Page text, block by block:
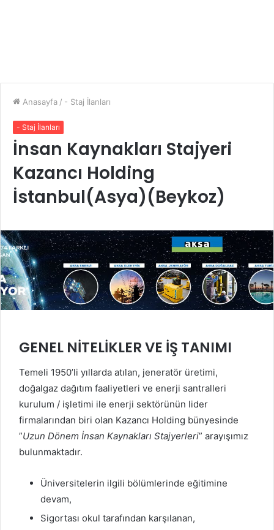
Anasayfa / - Staj İlanları
- Staj İlanları
İnsan Kaynakları Stajyeri
Kazancı Holding
İstanbul(Asya)(Beykoz)
GENEL NİTELİKLER VE İŞ TANIMI
Temeli 1950’li yıllarda atılan, jeneratör üretimi,
doğalgaz dağıtım faaliyetleri ve enerji santralleri
kurulum / işletimi ile enerji sektörünün lider
firmalarından biri olan Kazancı Holding bünyesinde
”Uzun Dönem İnsan Kaynakları Stajyerleri” arayışımız
bulunmaktadır.
Üniversitelerin ilgili bölümlerinde eğitimine
devam,
Sigortası okul tarafından karşılanan,